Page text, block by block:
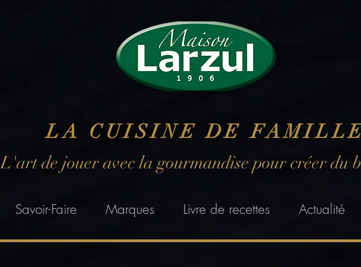
LA CUISINE DE
L'art de jouer avec la gourmandise pour créer du
Savoir-Faire Marques Livre de recettes Actualité